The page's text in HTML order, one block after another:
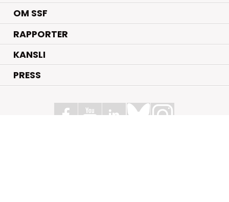
OM SSF
RAPPORTER
KANSLI
PRESS